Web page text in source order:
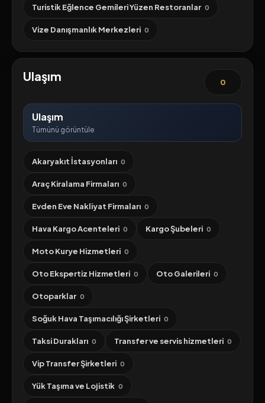
Turistik Eğlence Gemileri Yüzen Restoranlar 0
Vize Danışmanlık Merkezleri 0
Ulaşım 0
Ulaşım
Tümünü görüntüle
Akaryakıt İstasyonları 0
Araç Kiralama Firmaları 0
Evden Eve Nakliyat Firmaları 0
Hava Kargo Acenteleri 0 Kargo Şubeleri 0
Moto Kurye Hizmetleri 0
Oto Ekspertiz Hizmetleri 0 Oto Galerileri 0
Otoparklar 0
Soğuk Hava Taşımacılığı Şirketleri 0
Taksi Durakları 0 Transfer ve servis hizmetleri 0
Vip Transfer Şirketleri 0
Yük Taşıma ve Lojistik 0